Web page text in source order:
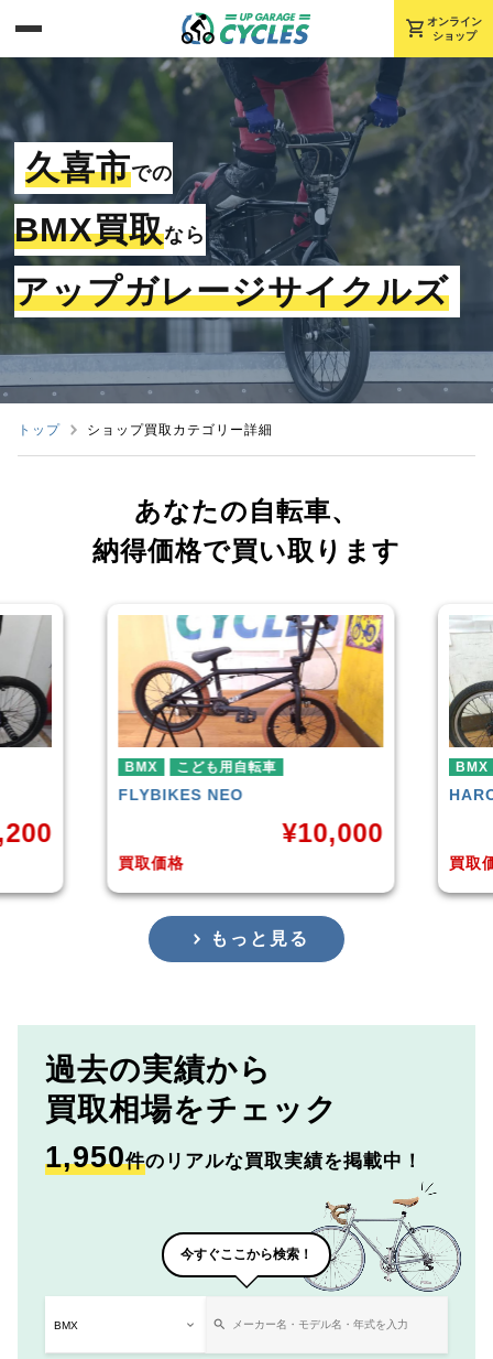
shopping_cart オンライン
ショップ
久喜市での
BMX買取なら
アップガレージサイクルズ
トップ ショップ買取カテゴリー詳細
あなたの自転車、
納得価格で買い取ります
¥10,000
BMX
HARODOWNTOWN
買取価格
¥4,225
もっと見る
過去の実績から
買取相場をチェック
1,950件のリアルな買取実績を掲載中！
今すぐここから検索！